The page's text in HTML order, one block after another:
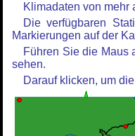
Klimadaten von mehr
Die verfügbaren
Markierungen auf der
Führen Sie die Maus
sehen.
Darauf klicken, um